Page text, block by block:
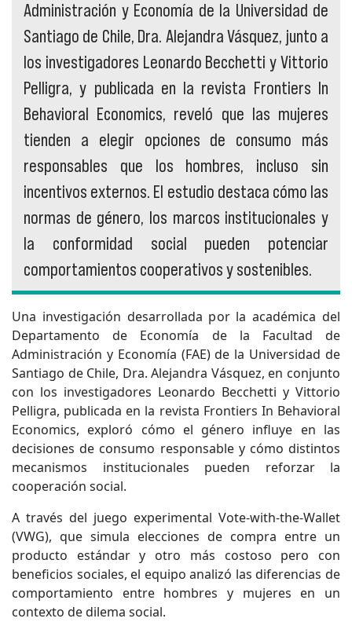
Administración y Economía de la Universidad de
Santiago de Chile, Dra. Alejandra Vásquez, junto a
los investigadores Leonardo Becchetti y Vittorio
Pelligra, y publicada en la revista Frontiers In
Behavioral Economics, reveló que las mujeres
tienden a elegir opciones de consumo más
responsables que los hombres, incluso sin
incentivos externos. El estudio destaca cómo las
normas de género, los marcos institucionales y
la conformidad social pueden potenciar
comportamientos cooperativos y sostenibles.
Una investigación desarrollada por la académica del
Departamento de Economía de la Facultad de
Administración y Economía (FAE) de la Universidad de
Santiago de Chile, Dra. Alejandra Vásquez, en conjunto
con los investigadores Leonardo Becchetti y Vittorio
Pelligra, publicada en la revista Frontiers In Behavioral
Economics, exploró cómo el género influye en las
decisiones de consumo responsable y cómo distintos
mecanismos institucionales pueden reforzar la
cooperación social.
A través del juego experimental Vote-with-the-Wallet
(VWG), que simula elecciones de compra entre un
producto estándar y otro más costoso pero con
beneficios sociales, el equipo analizó las diferencias de
comportamiento entre hombres y mujeres en un
contexto de dilema social.